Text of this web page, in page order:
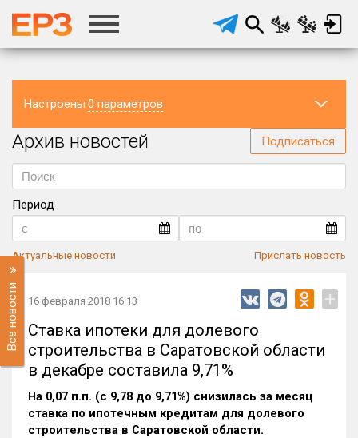
Настроены 0 параметров
Регион
Архив новостей Подписаться
Период
Актуальные новости Прислать новость
Все новости 16 февраля 2018 16:13 +
Ставка ипотеки для долевого
строительства в Саратовской области
в декабре составила 9,71%
На 0,07 п.п. (с 9,78 до 9,71%) снизилась за месяц
ставка по ипотечным кредитам для долевого
строительства в Саратовской области.